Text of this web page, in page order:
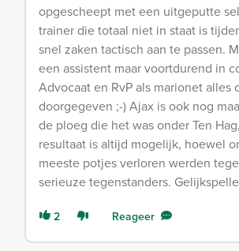
opgescheept met een uitgeputte
trainer die totaal niet in staat is
snel zaken tactisch aan te passen.
een assistent maar voortdurend in
Advocaat en RvP als marionet alles
doorgegeven ;-) Ajax is ook nog
de ploeg die het was onder Ten
resultaat is altijd mogelijk, hoewel
meeste potjes verloren werden
serieuze tegenstanders.
2 Reageer